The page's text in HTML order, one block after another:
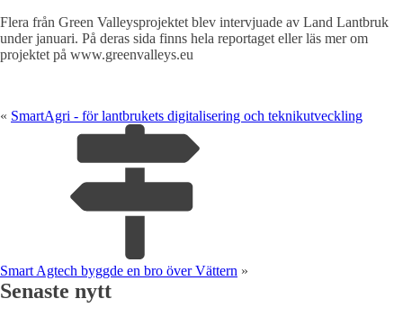
Flera från Green Valleysprojektet blev intervjuade av Land Lantbruk
under januari. På deras sida finns hela reportaget eller läs mer om
projektet på www.greenvalleys.eu
« SmartAgri - för lantbrukets digitalisering och teknikutveckling
Smart Agtech byggde en bro över Vättern »
Senaste nytt